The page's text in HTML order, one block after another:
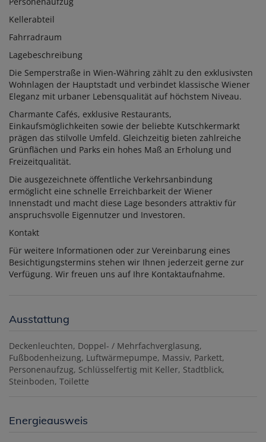
Kellerabteil
Fahrradraum
Lagebeschreibung
Die Semperstraße in Wien-Währing zählt zu den exklusivsten
Wohnlagen der Hauptstadt und verbindet klassische Wiener
Eleganz mit urbaner Lebensqualität auf höchstem Niveau.
Charmante Cafés, exklusive Restaurants,
Einkaufsmöglichkeiten sowie der beliebte Kutschkermarkt
prägen das stilvolle Umfeld. Gleichzeitig bieten zahlreiche
Grünflächen und Parks ein hohes Maß an Erholung und
Freizeitqualität.
Die ausgezeichnete öffentliche Verkehrsanbindung
ermöglicht eine schnelle Erreichbarkeit der Wiener
Innenstadt und macht diese Lage besonders attraktiv für
anspruchsvolle Eigennutzer und Investoren.
Kontakt
Für weitere Informationen oder zur Vereinbarung eines
Besichtigungstermins stehen wir Ihnen jederzeit gerne zur
Verfügung. Wir freuen uns auf Ihre Kontaktaufnahme.
Ausstattung
Deckenleuchten Doppel- / Mehrfachverglasung
Fußbodenheizung Luftwärmepumpe Massiv Parkett
Personenaufzug Schlüsselfertig mit Keller Stadtblick
Steinboden Toilette
Energieausweis